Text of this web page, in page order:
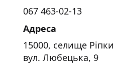
067 463-02-13
Адреса
15000, селище
вул. Любецька, 9